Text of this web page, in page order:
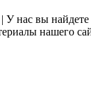
нас вы найдете
нашего